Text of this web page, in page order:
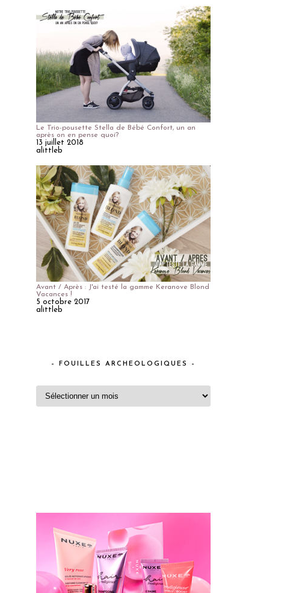
Le Trio-pousette Stella de Bébé Confort, un an
après on en pense quoi?
13 juillet 2018
alittleb
Avant / Après : J'ai testé la gamme Keranove Blond
Vacances !
5 octobre 2017
alittleb
– FOUILLES ARCHEOLOGIQUES –